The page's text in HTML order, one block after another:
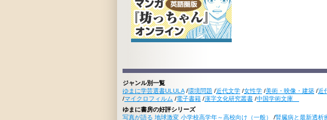
ジャンル別一覧
ゆまに学芸選書ULULA /環境問題 /近代文学 /女性学 /美術・映像・建築 /近
/マイクロフィルム /電子書籍 /漢字文化研究叢書 /中国学術文庫
ゆまに書房の好評シリーズ
写真が語る 地球激変 小学校高学年～高校向け（一般）
/腎臓病と最新透